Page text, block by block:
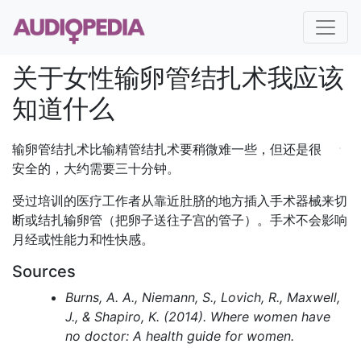
关于女性输卵管结扎术我应该
知道什么
输卵管结扎术比输精管结扎术要稍微难一些，但还是很
安全的，大约需要三十分钟。
受过培训的医疗工作者从靠近肚脐的地方插入手术器械来切
断或结扎输卵管（把卵子送往子宫的管子）。手术不会影响
月经或性能力和性快感。
Sources
Burns, A. A., Niemann, S., Lovich, R., Maxwell,
J., & Shapiro, K. (2014). Where women have
no doctor: A health guide for women.